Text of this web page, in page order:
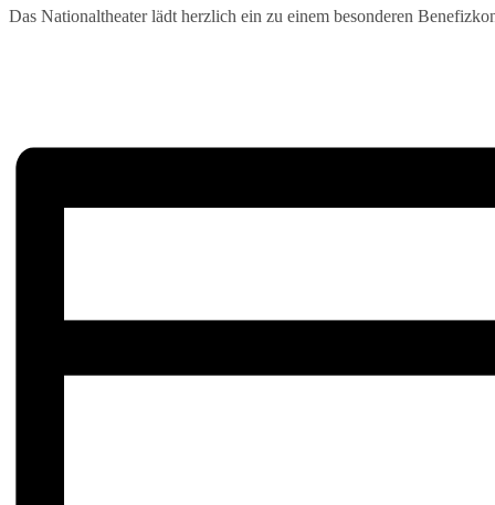
Das Nationaltheater lädt herzlich ein zu einem besonderen